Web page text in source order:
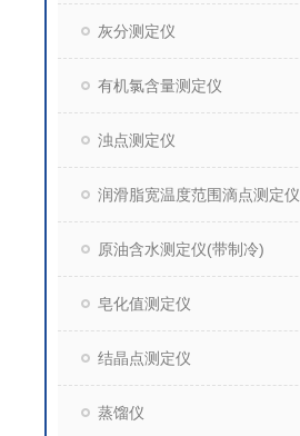
灰分测定仪
有机氯含量测定仪
浊点测定仪
润滑脂宽温度范围滴点测定仪
原油含水测定仪(带制冷)
皂化值测定仪
结晶点测定仪
蒸馏仪